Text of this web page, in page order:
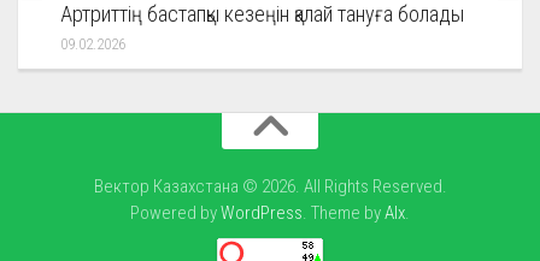
Артриттің бастапқы кезеңін қалай тануға болады
09.02.2026
Вектор Казахстана © 2026. All Rights Reserved.
Powered byWordPress. Theme byAlx.